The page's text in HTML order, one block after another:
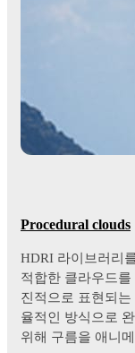
Procedural clouds
HDRI 라이브러리
적합한 클라우드를
진적으로 표현되
율적인 방식으로
위해 구름을 애니